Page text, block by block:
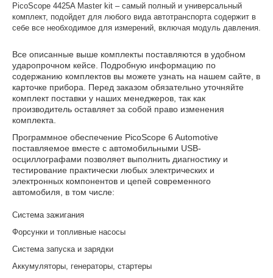
PicoScope 4425A Master kit – самый полный и универсальный
комплект, подойдет для любого вида автотранспорта содержит в
себе все необходимое для измерений, включая модуль давления.
Все описанные выше комплекты поставляются в удобном
ударопрочном кейсе. Подробную информацию по
содержанию комплектов вы можете узнать на нашем сайте, в
карточке прибора. Перед заказом обязательно уточняйте
комплект поставки у наших менеджеров, так как
производитель оставляет за собой право изменения
комплекта.
Программное обеспечение PicoScope 6 Automotive
поставляемое вместе с автомобильными USB-
осциллографами позволяет выполнить диагностику и
тестирование практически любых электрических и
электронных компонентов и цепей современного
автомобиля, в том числе:
Система зажигания
Форсунки и топливные насосы
Система запуска и зарядки
Аккумуляторы, генераторы, стартеры